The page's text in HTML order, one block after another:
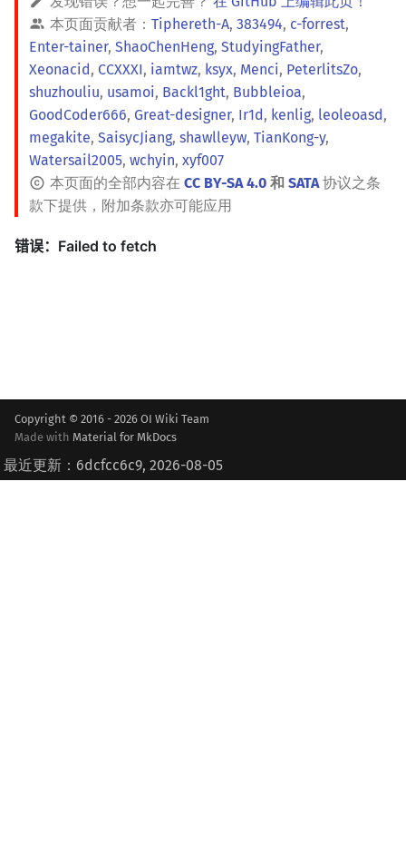
本页面贡献者： Tiphereth-A, 383494, c-forrest,
Enter-tainer, ShaoChenHeng, StudyingFather,
Xeonacid, CCXXXI, iamtwz, ksyx, Menci, PeterlitsZo,
shuzhouliu, usamoi, Backl1ght, Bubbleioa,
GoodCoder666, Great-designer, Ir1d, kenlig, leoleoasd,
megakite, SaisycJiang, shawlleyw, TianKong-y,
Watersail2005, wchyin, xyf007
本页面的全部内容在 CC BY-SA 4.0 和 SATA协议之条
款下提供，附加条款亦可能应用
Copyright © 2016 - 2026 OI Wiki Team
Made with Material for MkDocs
最近更新：6dcfcc6c9, 2026-08-05